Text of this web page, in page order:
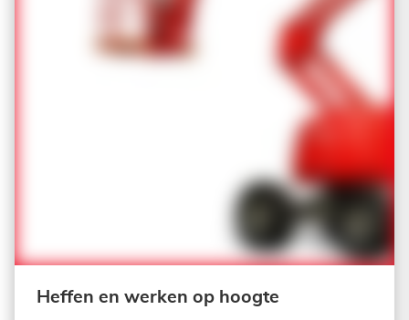
Heffen en werken op hoogte